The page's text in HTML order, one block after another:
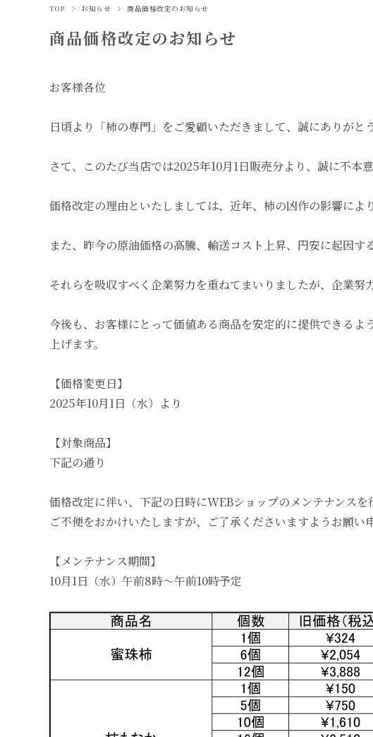
TOP お知らせ 商品価格改定のお知らせ
商品価格改定のお知らせ
お客様各位
日頃より「柿の専門」をご愛顧いただきまして、誠にありがと
さて、このたび当店では2025年10月1日販売分より、誠に不本
価格改定の理由といたしましては、近年、柿の凶作の影響によ
また、昨今の原油価格の高騰、輸送コスト上昇、円安に起因す
それらを吸収すべく企業努力を重ねてまいりましたが、企業努
今後も、お客様にとって価値ある商品を安定的に提供できる
上げます。
【価格変更日】
2025年10月1日（水）より
【対象商品】
下記の通り
価格改定に伴い、下記の日時にWEBショップのメンテナンスを
ご不便をおかけいたしますが、ご了承くださいますようお願い
【メンテナンス期間】
10月1日（水）午前8時～午前10時予定